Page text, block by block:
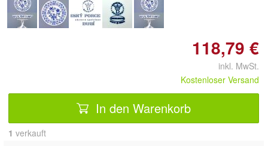
118,79 €
inkl. MwSt.
Kostenloser Versand
In den Warenkorb
1 verkauft